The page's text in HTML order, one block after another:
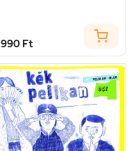
990 Ft